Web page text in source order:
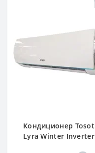
Кондиционер Tosot
Lyra Winter Inverter